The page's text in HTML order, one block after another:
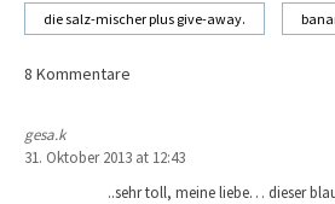
Beitragsnavigation
die salz-mischer plus give-away.
8 Kommentare
gesa.k
31. Oktober 2013 at 12:43
..sehr toll, meine liebe… dieser